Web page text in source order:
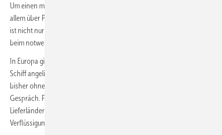
Um einen möglichen Lieferstopp von russischem Erdgas, das vor
allem über Pipelines nach Europa exportiert wird, zu kompensieren,
ist nicht nur im Schiffsbereich Bewegung im Markt, sondern auch
beim notwendigen Ausbau von Umschlagsanlagen.
In Europa gibt es derzeit 36 LNG-Terminals, an denen Flüssiggas per
Schiff angeliefert und regasifiziert werden kann. In Deutschland –
bisher ohne LNG-Terminal – sind zwei LNG-Umschlagplätze im
Gespräch. Für größere LNG-Exportmengen sind auch in den
Lieferländern Investitionen für zusätzliche Umschlags- und
Verflüssigungsanlagen erforderlich.